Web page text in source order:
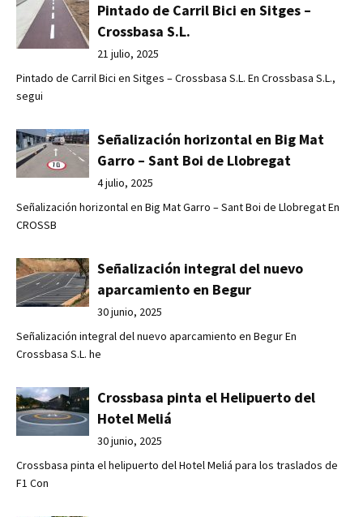
Pintado de Carril Bici en Sitges –
Crossbasa S.L.
21 julio, 2025
Pintado de Carril Bici en Sitges – Crossbasa S.L. En Crossbasa S.L.,
segui
Señalización horizontal en Big Mat
Garro – Sant Boi de Llobregat
4 julio, 2025
Señalización horizontal en Big Mat Garro – Sant Boi de Llobregat En
CROSSB
Señalización integral del nuevo
aparcamiento en Begur
30 junio, 2025
Señalización integral del nuevo aparcamiento en Begur En
Crossbasa S.L. he
Crossbasa pinta el Helipuerto del
Hotel Meliá
30 junio, 2025
Crossbasa pinta el helipuerto del Hotel Meliá para los traslados de
F1 Con